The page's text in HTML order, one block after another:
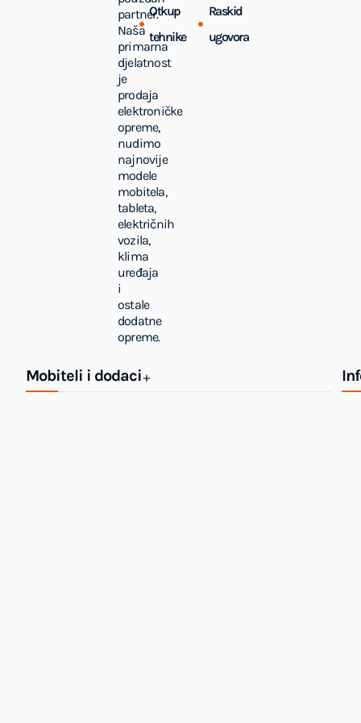
partner.
Naša
primarna
djelatnost
je
prodaja
elektroničke
opreme,
nudimo
najnovije
modele
mobitela,
tableta,
električnih
vozila,
klima
uređaja
i
ostale
dodatne
opreme.
Otkup
tehnike
Raskid
ugovora
Mobiteli i dodaci+